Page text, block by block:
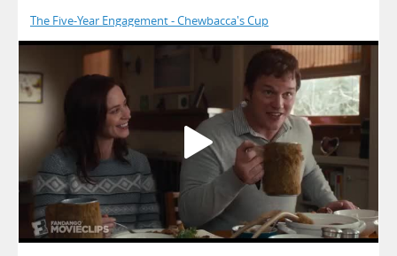
The Five-Year Engagement - Chewbacca's Cup